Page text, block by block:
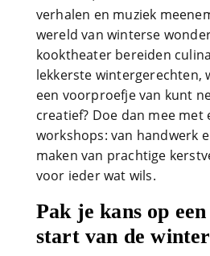
verhalen en muziek
wereld van winterse
kooktheater bereiden
lekkerste wintergerechten,
een voorproefje van kunt
creatief? Doe dan mee met
workshops: van handwerk
maken van prachtige
voor ieder wat wils.
Pak je kans op
start van de winter